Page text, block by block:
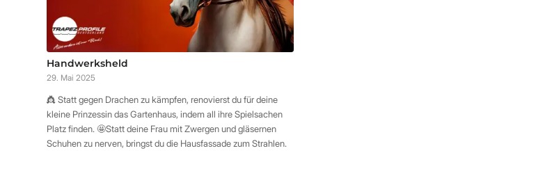
Handwerksheld
29. Mai 2025
👸 Statt gegen Drachen zu kämpfen, renovierst du für deine
kleine Prinzessin das Gartenhaus, indem all ihre Spielsachen
Platz finden. 🤩Statt deine Frau mit Zwergen und gläsernen
Schuhen zu nerven, bringst du die Hausfassade zum Strahlen.